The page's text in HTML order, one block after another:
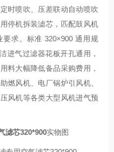
时喷吹、压差联动自动喷吹
停机拆装滤芯，匹配鼓风机
求。标准 320×900 通用规
进气过滤器花板开孔通用，
料大幅降低备品采购费用，
燃风机、电厂锅炉引风机、
风机等各类大型风机进气预
滤芯320*900实物图